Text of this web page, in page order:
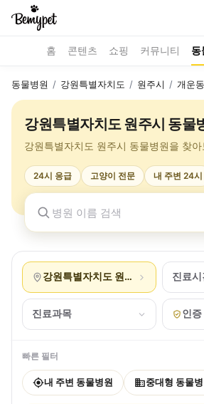
홈 콘텐츠 쇼핑 커뮤니티 동
동물병원 / 강원특별자치도 / 원주시 / 개운동
강원특별자치도 원주시 동물
강원특별자치도 원주시 동물병원을 찾아
24시 응급 고양이 전문 내 주변 24시
강원특별자치도 원주시 개운동진료시
진료과목 인증
빠른 필터
내 주변 동물병원 중대형 동물